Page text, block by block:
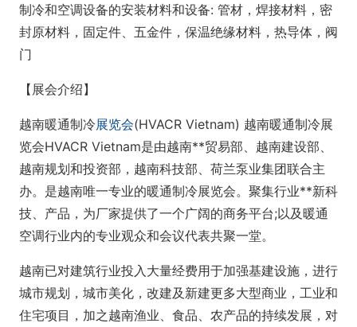
制冷和空调设备的安装材料和设备: 管材，焊接材料，密
封原材料，固定件、五金件，保温绝缘材料，热导体，阀
门
【展会介绍】
越南暖通制冷展览会(HVACR Vietnam) 越南暖通制冷展
览会HVACR Vietnam是由越南**贸易部、越南建设部、
越南规划和投资部，越南科技部、荷兰泵业集团联合主
办。是越南唯一专业的暖通制冷展览会。聚集行业**新科
技、产品，为厂家提供了一个广阔的商务平台;以及暖通
空调行业内的专业观众和会议代表共聚一堂。
越南已对建筑行业投入大量经费用于加强基建设施，进行
城市规划，城市美化，改建及新建更多大型商业，工业和
住宅项目，加之越南渔业、食品、农产品的持续发展，对